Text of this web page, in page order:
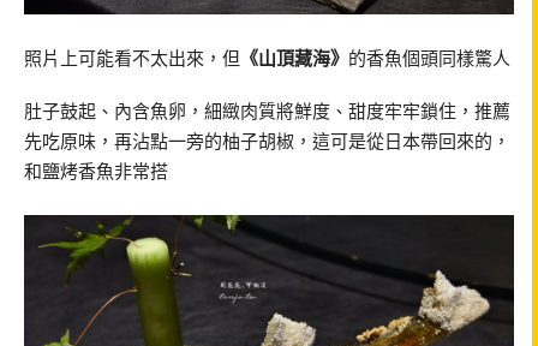
照片上可能看不太出來，但 《山頂藏海》 的香魚個頭同樣驚人
肚子鼓起、內含魚卵，細緻肉質將鮮度、甜度牢牢鎖住，推薦
先吃原味，再沾點一旁的柚子胡椒，這可是從日本帶回來的，
和鹽烤香魚非常搭